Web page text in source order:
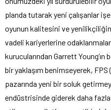
planda tutarak yeni çalışanlar işe
oyunun kalitesini ve
vadeli kariyerlerine
kurucularından Garrett
bir yaklaşım benimseyerek, FPS
pazarında yeni bir soluk
endüstrisinde giderek daha